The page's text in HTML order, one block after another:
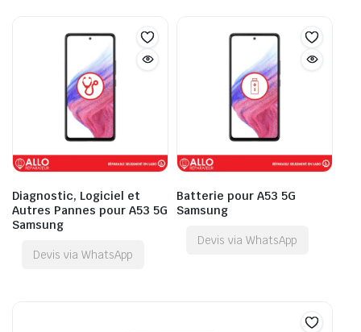
Diagnostic, Logiciel et
Autres Pannes pour A53 5G
Samsung
Devis via WhatsApp
Batterie pour A53 5G
Samsung
Devis via WhatsApp